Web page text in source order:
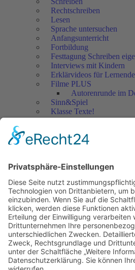
Rechtschreiben
Lesen
Sprache untersuchen
Anfangsunterricht
Fortbildung
Festtagung Schreiben
Interviews mit Kindern
Erklärvideos für Lernende
Filme PLUS
Autorenrunde im
Sinn&Spiel
Klasse Texte!
Filmausschnitte
Jedes Kind wertschätzen!
Artikel
Artikel 2018
Artikel 2017
Artikel 2016
Artikel 2015
Artikel 2014
Artikel 2013
Artikel 2012
Artikel bis 2011
Artikel zum Download -
Artikel zum Download